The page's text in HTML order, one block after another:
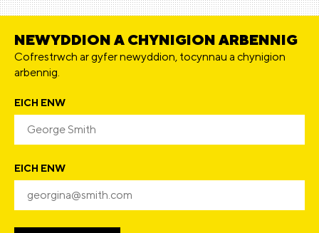
NEWYDDION A CHYNIGION ARBENNIG
Cofrestrwch ar gyfer newyddion, tocynnau a chynigion
arbennig.
EICH ENW
EICH ENW